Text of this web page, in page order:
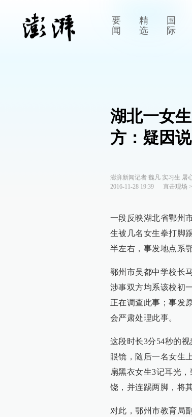
要
闻
精
选
国
际
湖北一女
方：疑因
澎湃新闻记者 魏凡 实习生 屠
2016-11-28 19:39
直击现场 >
一段反映湖北省鄂州
生被几名女生拳打脚
半左右，事发地点系
鄂州市吴都中学校长
涉事双方均系该校初
正在调查此事；事发
会严肃处理此事。
这段时长3分54秒的
眼镜，随后一名女生
扇黑衣女生3记耳光
饶，并连踢两脚，将
对此，鄂州市教育局